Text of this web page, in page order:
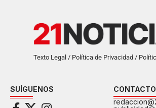
Texto Legal / Política de Privacidad /
SUÍGUENOS